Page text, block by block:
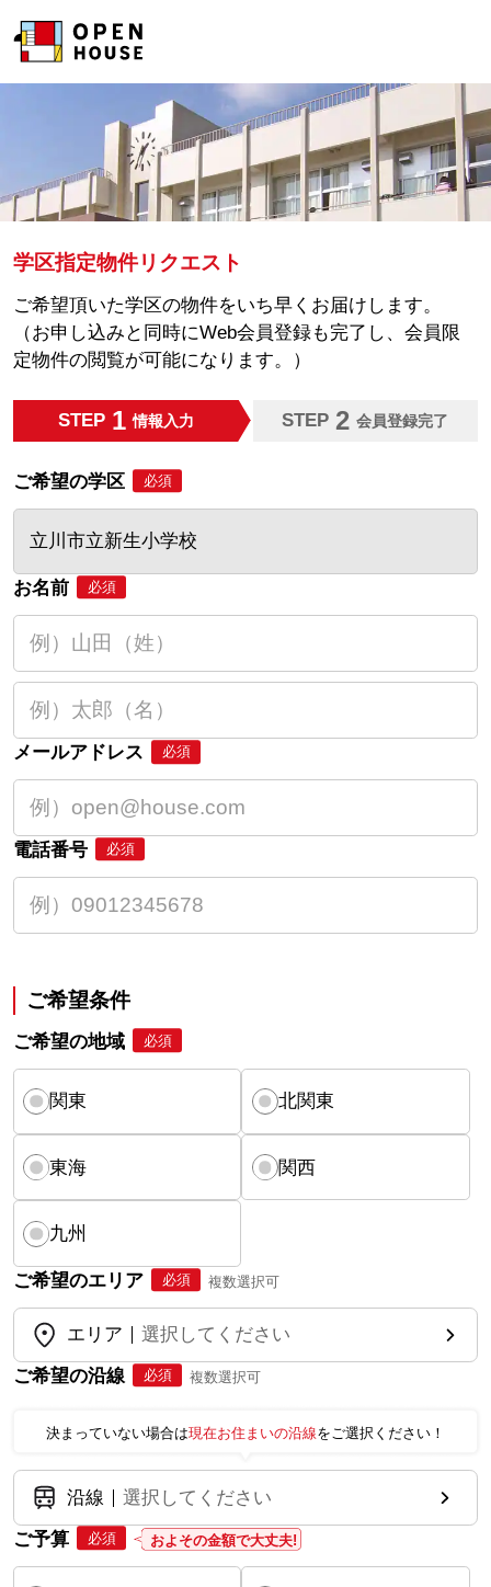
学区指定物件リクエスト
ご希望頂いた学区の物件をいち早くお届けします。
（お申し込みと同時にWeb会員登録も完了し、会員限
定物件の閲覧が可能になります。）
STEP 1 情報入力 STEP 2 会員登録完了
ご希望の学区 必須
立川市立新生小学校
お名前 必須
メールアドレス 必須
電話番号 必須
ご希望条件
ご希望の地域 必須
関東 北関東
東海 関西
九州
ご希望のエリア 必須 複数選択可
エリア
選択してください
ご希望の沿線
必須 複数選択可
決まっていない場合は現在お住まいの沿線をご選択ください！
沿線
選択してください
ご予算
必須 およその金額で大丈夫!